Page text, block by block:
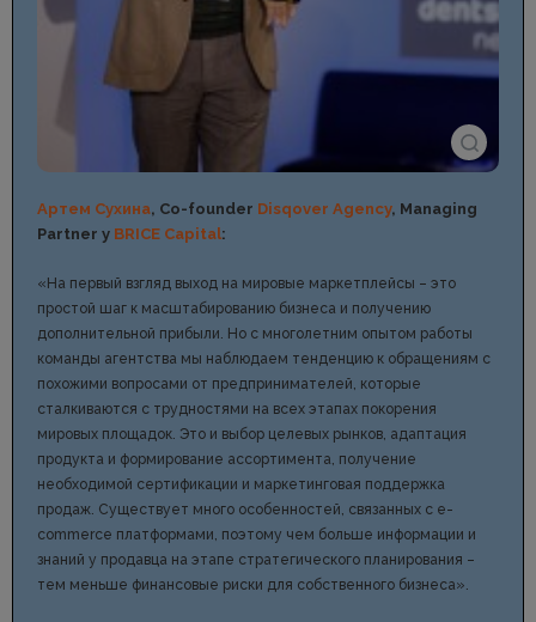
Артем Сухина, Co-founder Disqover Agency, Managing
Partner у BRICE Capital:
«На первый взгляд выход на мировые маркетплейсы – это
простой шаг к масштабированию бизнеса и получению
дополнительной прибыли. Но с многолетним опытом работы
команды агентства мы наблюдаем тенденцию к обращениям с
похожими вопросами от предпринимателей, которые
сталкиваются с трудностями на всех этапах покорения
мировых площадок. Это и выбор целевых рынков, адаптация
продукта и формирование ассортимента, получение
необходимой сертификации и маркетинговая поддержка
продаж. Существует много особенностей, связанных с e-
commerce платформами, поэтому чем больше информации и
знаний у продавца на этапе стратегического планирования –
тем меньше финансовые риски для собственного бизнеса».